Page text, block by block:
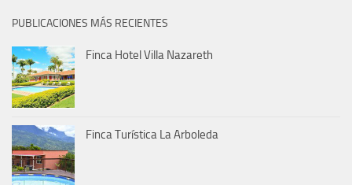
PUBLICACIONES MÁS RECIENTES
Finca Hotel Villa Nazareth
Finca Turística La Arboleda